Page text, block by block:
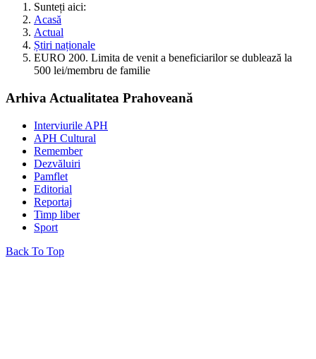
Sunteți aici:
Acasă
Actual
Știri naționale
EURO 200. Limita de venit a beneficiarilor se dublează la
500 lei/membru de familie
Arhiva Actualitatea Prahoveană
Interviurile APH
APH Cultural
Remember
Dezvăluiri
Pamflet
Editorial
Reportaj
Timp liber
Sport
Back To Top